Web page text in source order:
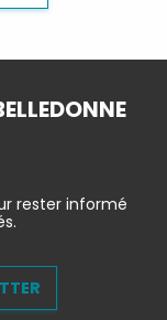
rester informé